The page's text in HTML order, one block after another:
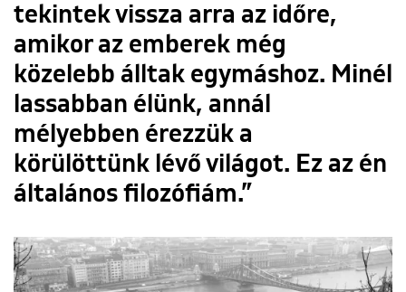
tekintek vissza arra az időre,
amikor az emberek még
közelebb álltak egymáshoz. Minél
lassabban élünk, annál
mélyebben érezzük a
körülöttünk lévő világot. Ez az én
általános filozófiám.”